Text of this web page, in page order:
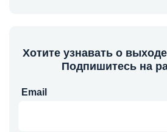
Хотите узнавать о
Подпишитесь на
Email